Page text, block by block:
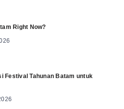
Right Now?
Festival Tahunan Batam untuk